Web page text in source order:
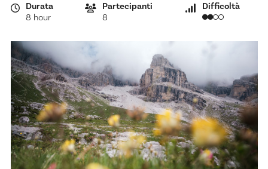
Durata
8 hour
Partecipanti
8
Difficoltà